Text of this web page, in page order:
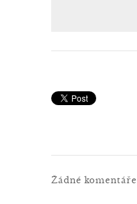
Žádné komentáře